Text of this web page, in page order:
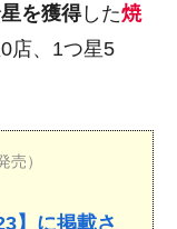
星を獲得した焼
店、1つ星5
売）
】に掲載さ